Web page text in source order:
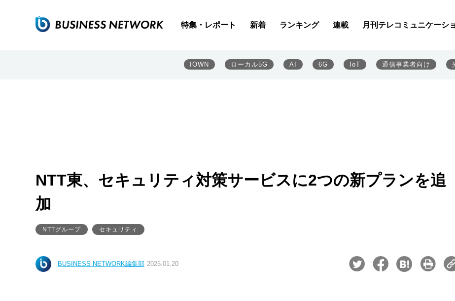
特集・レポート 新着 ランキング 連載 月刊テレコミュニケーシ
IOWN ローカル5G AI 6G IoT 通信事業者向け
NTT東、セキュリティ対策サービスに2つの新プランを追
加
NTTグループ セキュリティ
BUSINESS NETWORK編集部 2025.01.20